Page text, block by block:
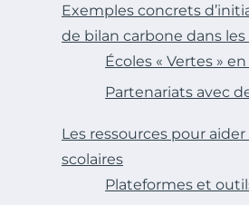
Exemples concrets
de bilan carbone dans les
Écoles « Vertes »
Partenariats avec
Les ressources pour
scolaires
Plateformes et